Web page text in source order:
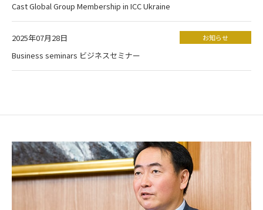
Cast Global Group Membership in ICC Ukraine
2025年07月28日 お知らせ
Business seminars ビジネスセミナー